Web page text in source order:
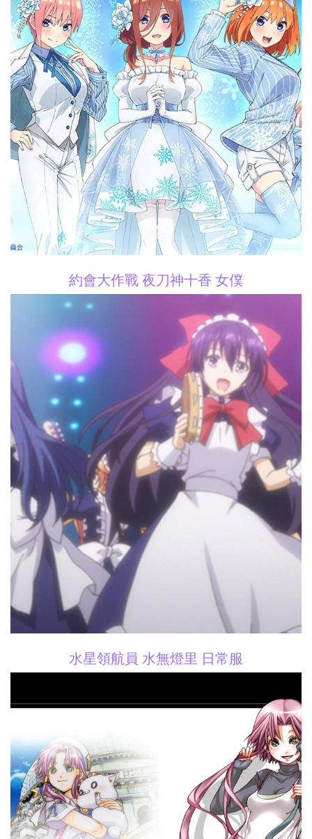
約會大作戰 夜刀神十香 女僕
水星領航員 水無燈里 日常服